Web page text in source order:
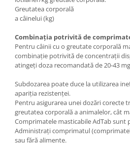
Greutatea corporală
a câinelui (kg)
Combinația potrivită de
Pentru câinii cu o greutate corporală
combinație potrivită de concentrații
atingeți doza recomandată de 20-43
Subdozarea poate duce la utilizarea
apariția rezistenței.
Pentru asigurarea unei dozări corecte
greutatea corporală a animalelor, cât
Comprimatele masticabile AdTab sunt
Administrați comprimatul
sau fără alimente.